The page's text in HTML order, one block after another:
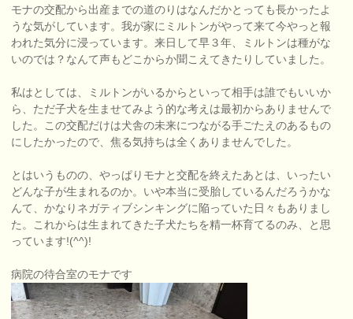
モナの交配から出産までの道のりはなんだかとっても長かったよ
うな気がしています。我が家にミルトンがやって来て今やっと報
われた気分に浸っています。来日して早３年、ミルトンは種がな
いのでは？なんて声もどこからか聞こえてきたりしていました。
私はとしては、ミルトンがいるからといって相手は誰でもいいか
ら、ただ子犬を生ませてみよう的な考えは最初からありませんで
した。この交配だけは犬舎の未来につながる手ごたえのあるもの
にしたかったので、焦る気持ちは全くありませんでした。
とはいうものの、やっぱりモナと交配を終えたあとは、いったい
どんな子が生まれるのか。いや本当に受胎しているんだろうかな
んて、かなりネガティブシンキングに陥っていた日々もありまし
た。これからは生まれてきた子犬たちを精一杯育てるのみ、と思
っています!(^^)!
病院の待合室のモナです